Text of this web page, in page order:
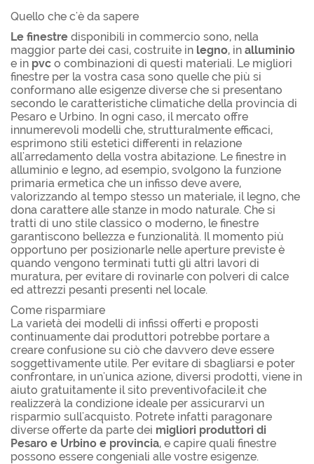
Quello che c'è da sapere
Le finestre disponibili in commercio sono, nella
maggior parte dei casi, costruite in legno, in alluminio
e in pvc o combinazioni di questi materiali. Le migliori
finestre per la vostra casa sono quelle che più si
conformano alle esigenze diverse che si presentano
secondo le caratteristiche climatiche della provincia di
Pesaro e Urbino. In ogni caso, il mercato offre
innumerevoli modelli che, strutturalmente efficaci,
esprimono stili estetici differenti in relazione
all'arredamento della vostra abitazione. Le finestre in
alluminio e legno, ad esempio, svolgono la funzione
primaria ermetica che un infisso deve avere,
valorizzando al tempo stesso un materiale, il legno, che
dona carattere alle stanze in modo naturale. Che si
tratti di uno stile classico o moderno, le finestre
garantiscono bellezza e funzionalità. Il momento più
opportuno per posizionarle nelle aperture previste è
quando vengono terminati tutti gli altri lavori di
muratura, per evitare di rovinarle con polveri di calce
ed attrezzi pesanti presenti nel locale.
Come risparmiare
La varietà dei modelli di infissi offerti e proposti
continuamente dai produttori potrebbe portare a
creare confusione su ciò che davvero deve essere
soggettivamente utile. Per evitare di sbagliarsi e poter
confrontare, in un'unica azione, diversi prodotti, viene in
aiuto gratuitamente il sito preventivofacile.it che
realizzerà la condizione ideale per assicurarvi un
risparmio sull'acquisto. Potrete infatti paragonare
diverse offerte da parte dei migliori produttori di
Pesaro e Urbino e provincia, e capire quali finestre
possono essere congeniali alle vostre esigenze.